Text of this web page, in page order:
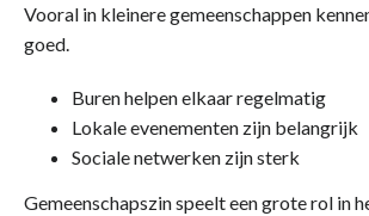
Vooral in kleinere gemeenschappen
goed.
Buren helpen elkaar regelmatig
Lokale evenementen zijn belangrijk
Sociale netwerken zijn sterk
Gemeenschapszin speelt een grote rol in